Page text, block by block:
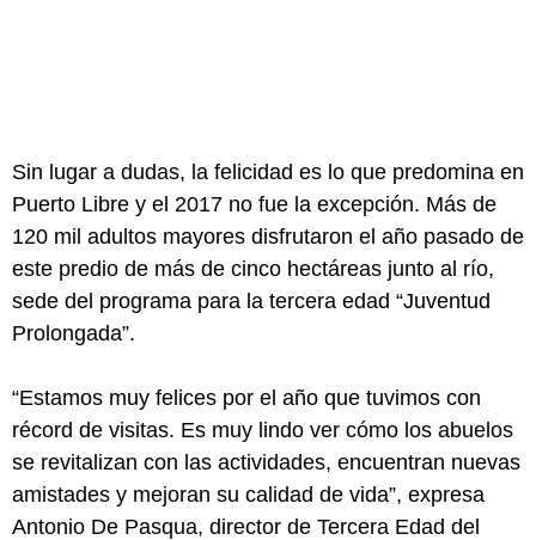
Sin lugar a dudas, la felicidad es lo que predomina en
Puerto Libre y el 2017 no fue la excepción. Más de
120 mil adultos mayores disfrutaron el año pasado de
este predio de más de cinco hectáreas junto al río,
sede del programa para la tercera edad “Juventud
Prolongada”.
“Estamos muy felices por el año que tuvimos con
récord de visitas. Es muy lindo ver cómo los abuelos
se revitalizan con las actividades, encuentran nuevas
amistades y mejoran su calidad de vida”, expresa
Antonio De Pasqua, director de Tercera Edad del